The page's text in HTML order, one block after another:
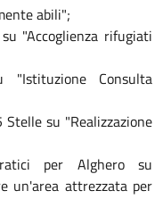
abili";
"Accoglienza rifugiati
Consulta
su "Realizzazione
per Alghero su
un'area attrezzata per